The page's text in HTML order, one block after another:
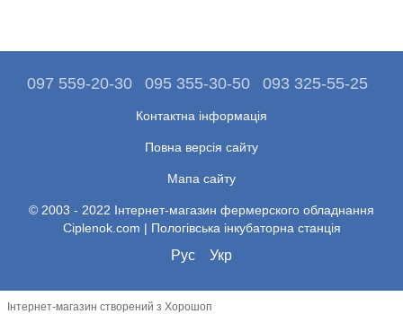
097 559-20-30 095 355-30-50 093 325-55-25
Контактна інформація
Повна версія сайту
Мапа сайту
© 2003 - 2022 Інтернет-магазин фермерского обладнання
Ciplenok.com | Пологівська інкубаторна станція
Рус Укр
Інтернет-магазин створений з Хорошоп